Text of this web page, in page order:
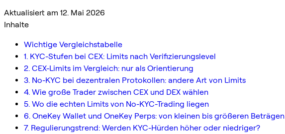
Aktualisiert am 12. Mai 2026
Inhalte
Wichtige Vergleichstabelle
1. KYC-Stufen bei CEX: Limits nach Verifizierungslevel
2. CEX-Limits im Vergleich: nur als Orientierung
3. No-KYC bei dezentralen Protokollen: andere Art von Limits
4. Wie große Trader zwischen CEX und DEX wählen
5. Wo die echten Limits von No-KYC-Trading liegen
6. OneKey Wallet und OneKey Perps: von kleinen bis größeren Beträgen
7. Regulierungstrend: Werden KYC-Hürden höher oder niedriger?